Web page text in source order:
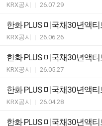
KRX공시 26.07.29
KRX공시 26.06.26
KRX공시 26.05.27
KRX공시 26.04.28